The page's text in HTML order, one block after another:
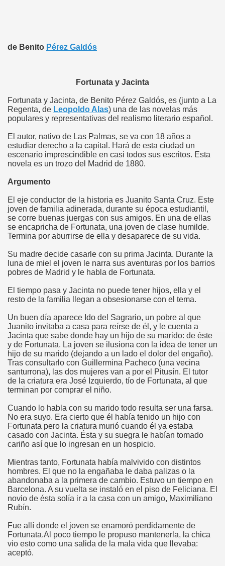
de Benito Pérez Galdós
Fortunata y Jacinta
Fortunata y Jacinta, de Benito Pérez Galdós, es (junto a La
Regenta, de Leopoldo Alas) una de las novelas más
populares y representativas del realismo literario español.
El autor, nativo de Las Palmas, se va con 18 años a
estudiar derecho a la capital. Hará de esta ciudad un
escenario imprescindible en casi todos sus escritos. Esta
novela es un trozo del Madrid de 1880.
Argumento
El eje conductor de la historia es Juanito Santa Cruz. Este
joven de familia adinerada, durante su época estudiantil,
se corre buenas juergas con sus amigos. En una de ellas
se encapricha de Fortunata, una joven de clase humilde.
Termina por aburrirse de ella y desaparece de su vida.
Su madre decide casarle con su prima Jacinta. Durante la
luna de miel el joven le narra sus aventuras por los barrios
pobres de Madrid y le habla de Fortunata.
El tiempo pasa y Jacinta no puede tener hijos, ella y el
resto de la familia llegan a obsesionarse con el tema.
Un buen día aparece Ido del Sagrario, un pobre al que
Juanito invitaba a casa para reírse de él, y le cuenta a
Jacinta que sabe donde hay un hijo de su marido: de éste
y de Fortunata. La joven se ilusiona con la idea de tener un
hijo de su marido (dejando a un lado el dolor del engaño).
Tras consultarlo con Guillermina Pacheco (una vecina
santurrona), las dos mujeres van a por el Pitusín. El tutor
de la criatura era José Izquierdo, tío de Fortunata, al que
terminan por comprar el niño.
Cuando lo habla con su marido todo resulta ser una farsa.
No era suyo. Era cierto que él había tenido un hijo con
Fortunata pero la criatura murió cuando él ya estaba
casado con Jacinta. Ésta y su suegra le habían tomado
cariño así que lo ingresan en un hospicio.
Mientras tanto, Fortunata había malvivido con distintos
hombres. El que no la engañaba le daba palizas o la
abandonaba a la primera de cambio. Estuvo un tiempo en
Barcelona. A su vuelta se instaló en el piso de Feliciana. El
novio de ésta solía ir a la casa con un amigo, Maximiliano
Rubín.
Fue allí donde el joven se enamoró perdidamente de
Fortunata.Al poco tiempo le propuso mantenerla, la chica
vio esto como una salida de la mala vida que llevaba:
aceptó.